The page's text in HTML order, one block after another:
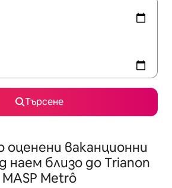
Търсене
оценени ваканционни
наем близо до Trianon
MASP Metrô